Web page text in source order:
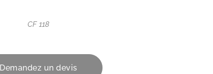
CF 118
Demandez un devis